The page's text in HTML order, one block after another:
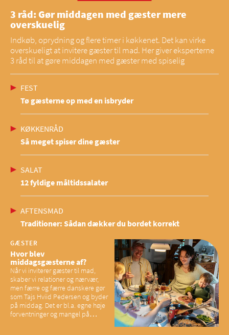
3 råd: Gør middagen med gæster mere
overskuelig
Indkøb, oprydning og flere timer i køkkenet. Det kan virke
overskueligt at invitere gæster til mad. Her giver eksperterne
3 råd til at gøre middagen med gæster med spiselig
FEST
Tø gæsterne op med en isbryder
KØKKENRÅD
Så meget spiser dine gæster
SALAT
12 fyldige måltidssalater
AFTENSMAD
Traditioner: Sådan dækker du bordet korrekt
GÆSTER
Hvor blev
middagsgæsterne af?
Når vi inviterer gæster til mad,
skaber vi relationer og nærvær,
men færre og færre danskere gør
som Tajs Hviid Pedersen og byder
på middag. Det er bl.a. egne høje
forventninger og mangel på